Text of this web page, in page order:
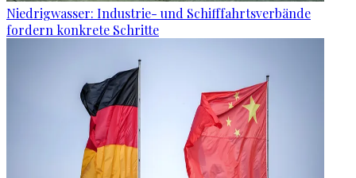
Niedrigwasser: Industrie- und Schifffahrtsverbände
fordern konkrete Schritte